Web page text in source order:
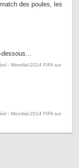
des poules, les
- Mondial-2014 FIFA sur
- Mondial-2014 FIFA sur